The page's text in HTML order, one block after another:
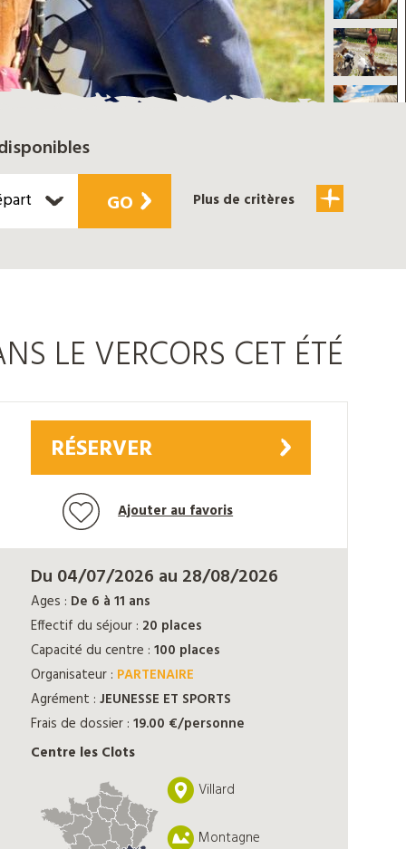
GO Plus de critères
LE VERCORS CET ÉTÉ
RÉSERVER
Ajouter au favoris
Du 04/07/2026 au 28/08/2026
Ages : De 6 à 11 ans
Effectif du séjour : 20 places
Capacité du centre : 100 places
Organisateur : PARTENAIRE
Agrément : JEUNESSE ET SPORTS
Frais de dossier : 19.00 €/personne
Centre les Clots
Villard
Montagne